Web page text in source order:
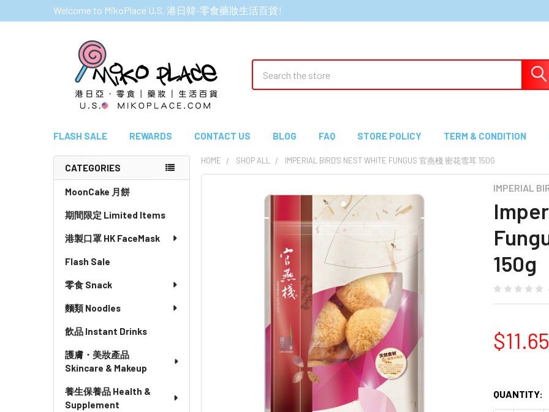
Welcome to MikoPlace U.S. 港日韓-零食藥妝生活百貨!
FLASH SALE REWARDS CONTACT US BLOG FAQ STORE POLICY TERM & CONDITION
Sidebar
CATEGORIES
MoonCake 月餅
期間限定 Limited Items
港製口罩 HK FaceMask
Flash Sale
零食 Snack
麵類 Noodles
飲品 Instant Drinks
護膚・美妝產品
Skincare & Makeup
養生保養品 Health &
Supplement
HOME SHOP ALL IMPERIAL BIRD'S NEST WHITE FUNGUS 官燕棧 密花雪耳 150G
IMPERIAL
150g
$11.65
QUANTITY: